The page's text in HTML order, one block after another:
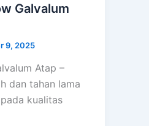
Galvalum
9, 2025
Atap –
dan tahan lama
kualitas